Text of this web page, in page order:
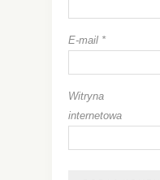
E-mail *
Witryna
internetowa